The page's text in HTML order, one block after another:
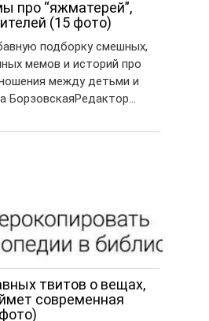
про “яжматерей”,
(15 фото)
подборку смешных,
мемов и историй про
между детьми и
БорзовскаяРедактор…
твитов о вещах,
современная